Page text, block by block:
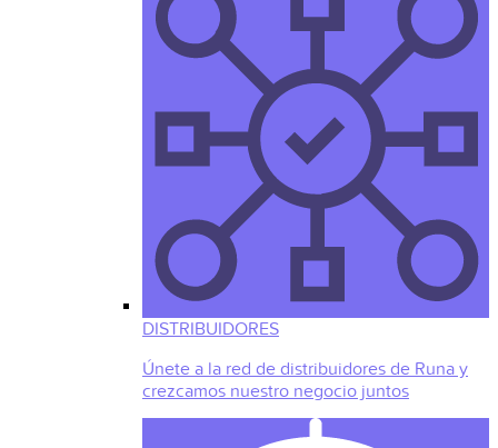
DISTRIBUIDORES
Únete a la red de distribuidores de Runa y
crezcamos nuestro negocio juntos